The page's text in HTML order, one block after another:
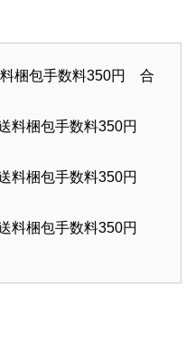
梱包手数料350円 合
料梱包手数料350円
料梱包手数料350円
料梱包手数料350円